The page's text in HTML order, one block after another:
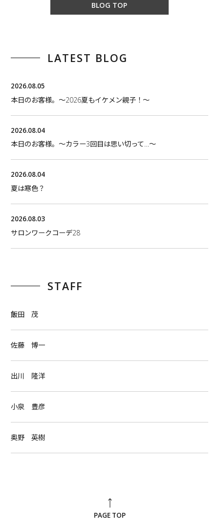
BLOG TOP
LATEST BLOG
2026.08.05
本日のお客様。〜2026夏もイケメン親子！〜
2026.08.04
本日のお客様。〜カラー3回目は思い切って…〜
2026.08.04
夏は寒色？
2026.08.03
サロンワークコーデ28
STAFF
飯田 茂
佐藤 博一
出川 隆洋
小泉 豊彦
奥野 英樹
PAGE TOP